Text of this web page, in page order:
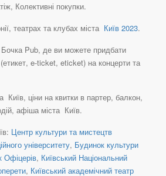
Колективні покупки.
театрах та клубах міста Київ 2023.
Бочка Pub, де ви можете придбати
e-ticket, eticket) на концерти та
Київ, ціни на квитки в партер, балкон,
афіша міста Київ.
Центр культури та мистецтв
університету, Будинок культури
Офіцерів, Київський Національний
, Київський академічний театр